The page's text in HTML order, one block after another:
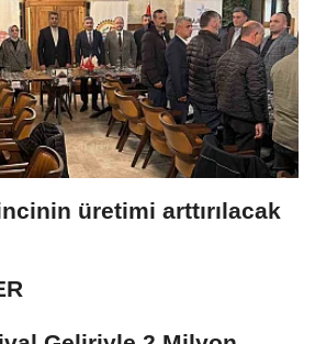
üretimi arttırılacak